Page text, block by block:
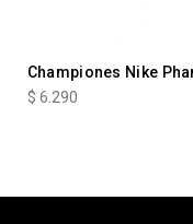
Championes Nike
$ 6.290